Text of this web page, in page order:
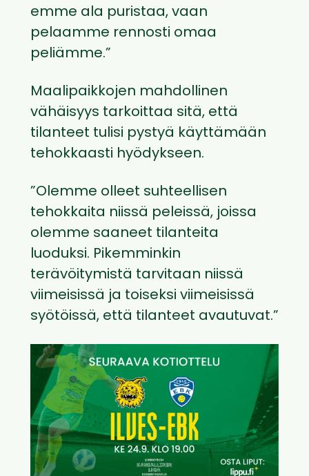
emme ala puristaa, vaan
pelaamme rennosti omaa
peliämme.”
Maalipaikkojen mahdollinen
vähäisyys tarkoittaa sitä, että
tilanteet tulisi pystyä käyttämään
tehokkaasti hyödykseen.
”Olemme olleet suhteellisen
tehokkaita niissä peleissä, joissa
olemme saaneet tilanteita
luoduksi. Pikemminkin
terävöitymistä tarvitaan niissä
viimeisissä ja toiseksi viimeisissä
syötöissä, että tilanteet avautuvat.”